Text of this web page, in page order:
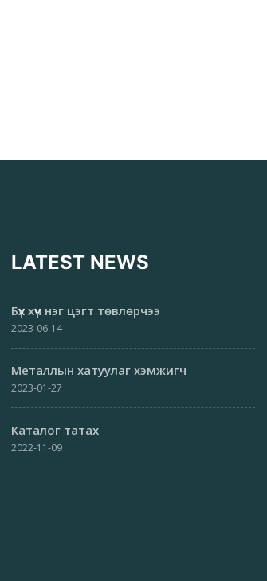
LATEST NEWS
Бүх хүч нэг цэгт төвлөрчээ
2023-06-14
Металлын хатуулаг хэмжигч
2023-01-27
Каталог татах
2022-11-09